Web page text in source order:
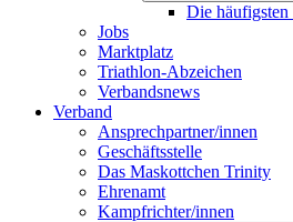
Die
Jobs
Marktplatz
Triathlon-Abzeichen
Verbandsnews
Verband
Ansprechpartner/innen
Geschäftsstelle
Das Maskottchen Trinity
Ehrenamt
Kampfrichter/innen